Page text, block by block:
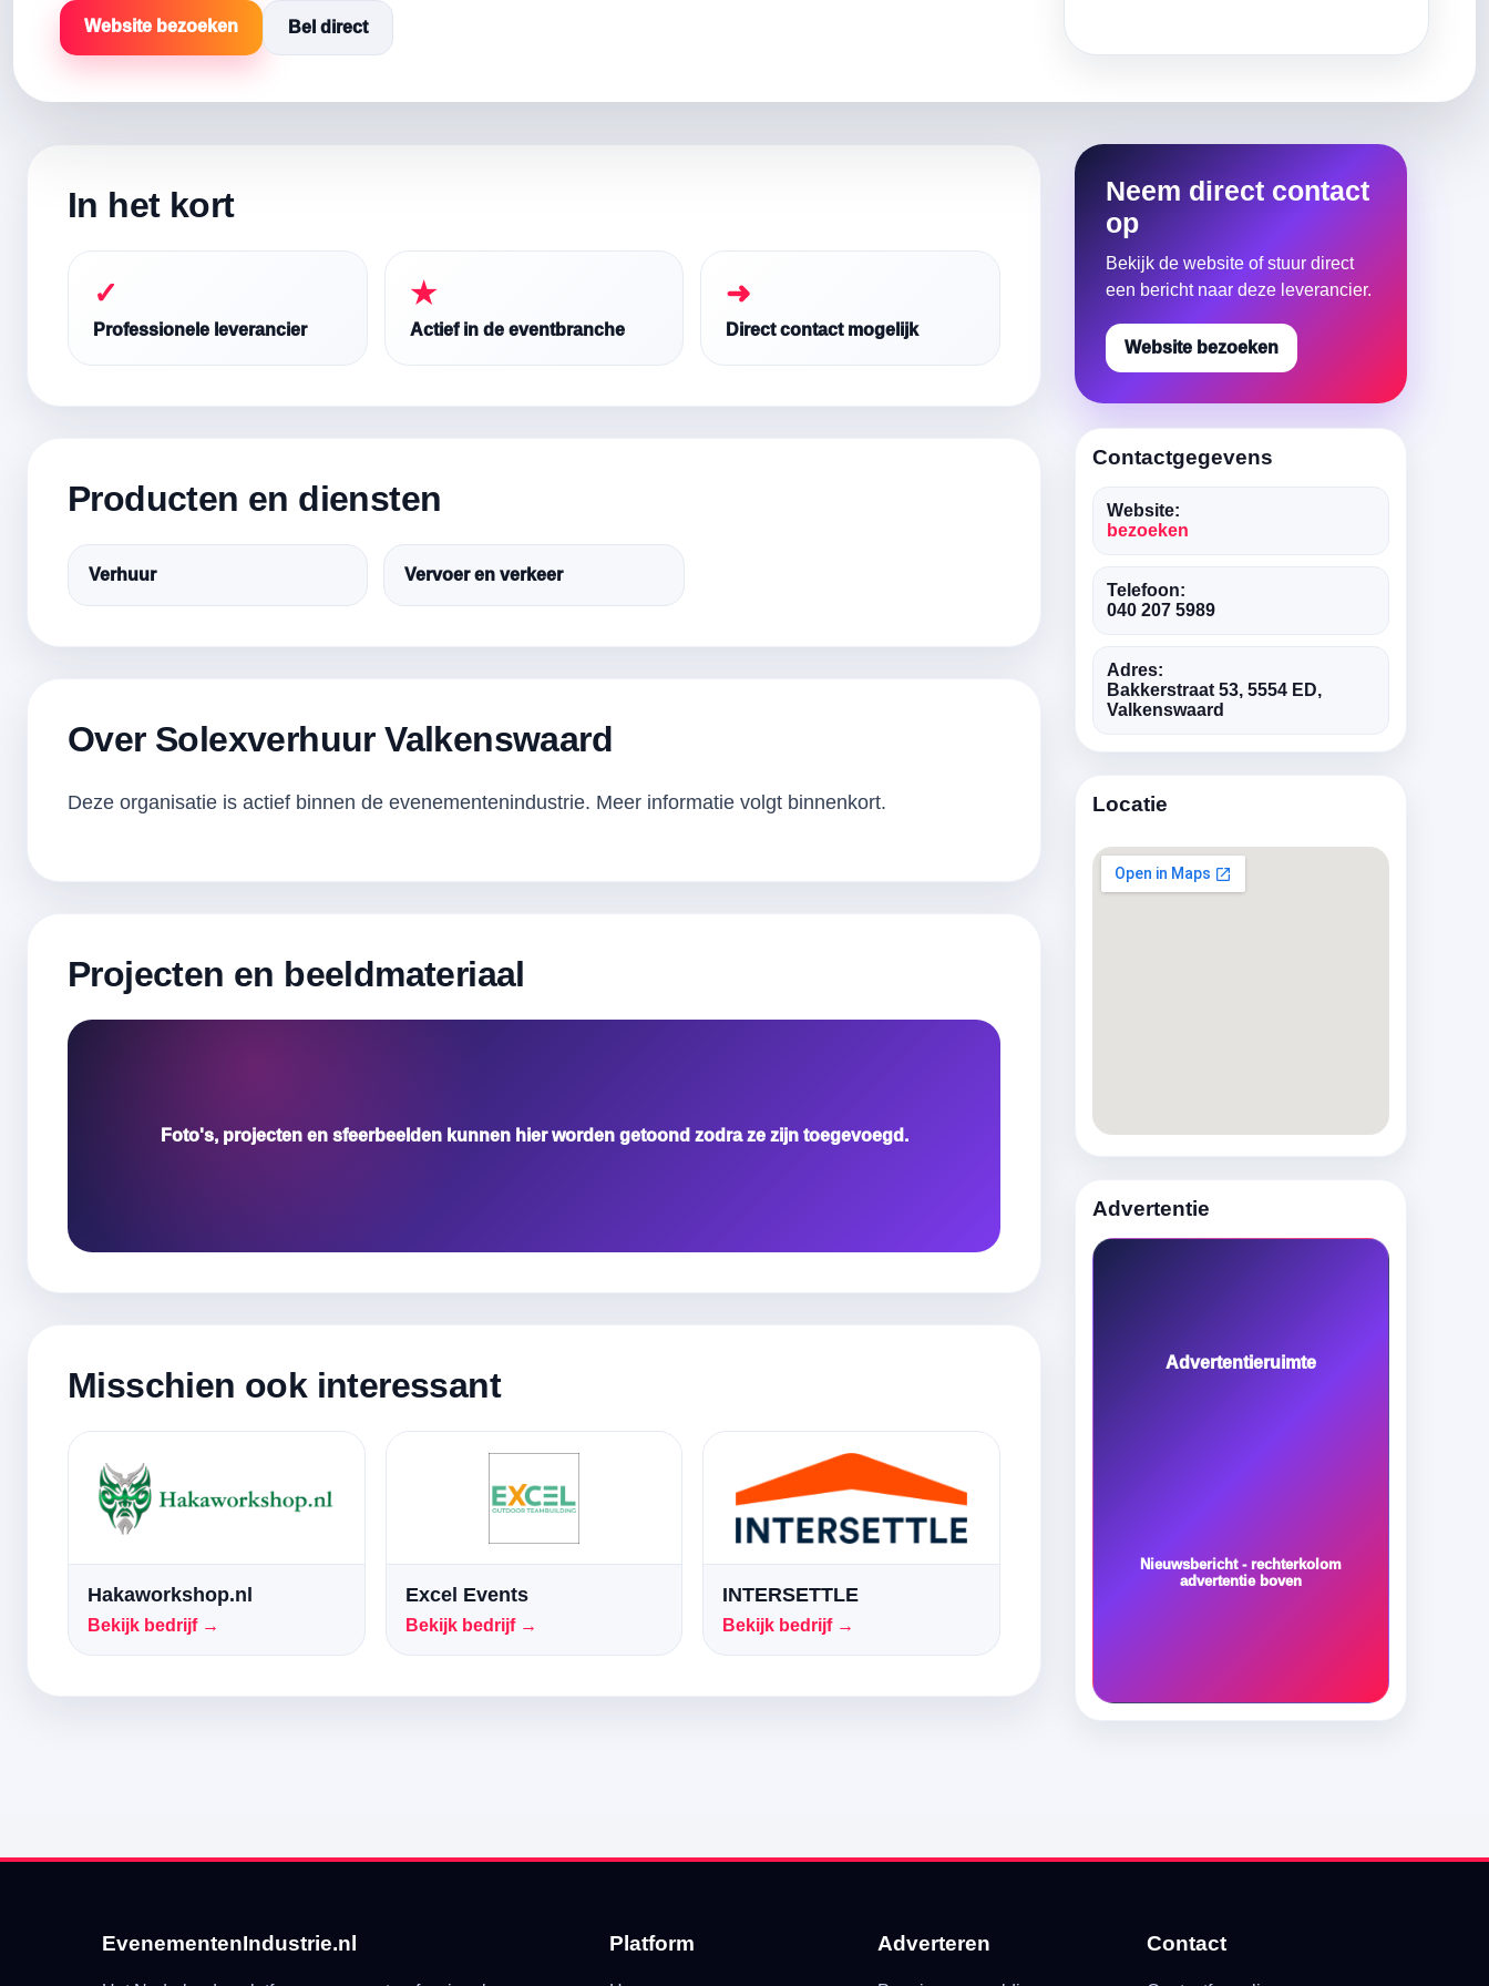
Website bezoeken Bel direct
In het kort
✓
Professionele leverancier
★
Actief in de eventbranche
➜
Direct contact mogelijk
Producten en diensten
Verhuur Vervoer en verkeer
Over Solexverhuur Valkenswaard
Deze organisatie is actief binnen de evenementenindustrie. Meer informatie volgt binnenkort.
Projecten en beeldmateriaal
Foto's, projecten en sfeerbeelden kunnen hier worden getoond zodra ze zijn toegevoegd.
Misschien ook interessant
Hakaworkshop.nl
Bekijk bedrijf →
Excel Events
Bekijk bedrijf →
INTERSETTLE
Bekijk bedrijf →
Neem direct contact
op
Bekijk de website of stuur direct
een bericht naar deze leverancier.
Website bezoeken
Contactgegevens
Website:
bezoeken
Telefoon:
040 207 5989
Adres:
Bakkerstraat 53, 5554 ED,
Valkenswaard
Locatie
Advertentie
Advertentieruimte
Nieuwsbericht - rechterkolom
advertentie boven
EvenementenIndustrie.nl Platform Adverteren Contact